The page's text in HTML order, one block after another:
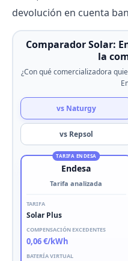
devolución en cuenta
Comparador Solar:
la
¿Con qué comercializadora
vs Naturgy
vs Repsol
TARIFA ENDESA
Endesa
Tarifa analizada
TARIFA
Solar Plus
COMPENSACIÓN EXCEDENTES
0,06 €/kWh
BATERÍA VIRTUAL